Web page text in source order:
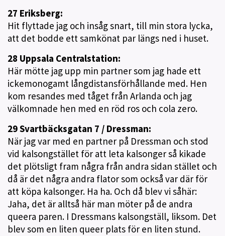
27 Eriksberg:
Hit flyttade jag och insåg snart, till min stora lycka,
att det bodde ett samkönat par längs ned i huset.
28 Uppsala Centralstation:
Här mötte jag upp min partner som jag hade ett
ickemonogamt långdistansförhållande med. Hen
kom resandes med tåget från Arlanda och jag
välkomnade hen med en röd ros och cola zero.
29 Svartbäcksgatan 7 / Dressman:
När jag var med en partner på Dressman och stod
vid kalsongstället för att leta kalsonger så kikade
det plötsligt fram några från andra sidan stället och
då är det några andra flator som också var där för
att köpa kalsonger. Ha ha. Och då blev vi såhär:
Jaha, det är alltså här man möter på de andra
queera paren. I Dressmans kalsongställ, liksom. Det
blev som en liten queer plats för en liten stund.